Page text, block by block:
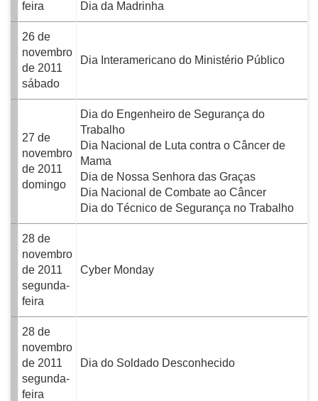
feira
Dia da Madrinha
26 de
novembro
de 2011
sábado
Dia Interamericano do Ministério Público
27 de
novembro
de 2011
domingo
Dia do Engenheiro de Segurança do
Trabalho
Dia Nacional de Luta contra o Câncer de
Mama
Dia de Nossa Senhora das Graças
Dia Nacional de Combate ao Câncer
Dia do Técnico de Segurança no Trabalho
28 de
novembro
de 2011
segunda-
feira
Cyber Monday
28 de
novembro
de 2011
segunda-
feira
Dia do Soldado Desconhecido